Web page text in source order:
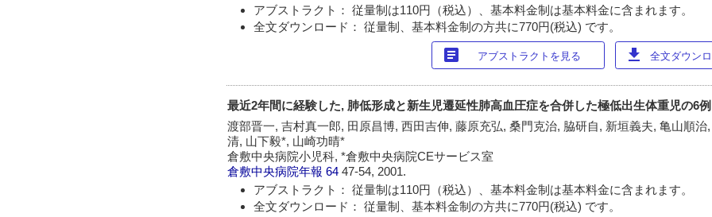
アブストラクト： 従量制は110円（税込）、基本料金制は基本料金に含まれます。
全文ダウンロード： 従量制、基本料金制の方共に770円(税込) です。
article アブストラクトを見る download 全文ダウン
最近2年間に経験した, 肺低形成と新生児遷延性肺高血圧症を合併した極低出生体重児の6例
渡部晋一, 吉村真一郎, 田原昌博, 西田吉伸, 藤原充弘, 桑門克治, 脇研自, 新垣義夫, 亀山順治
清, 山下毅*, 山崎功晴*
倉敷中央病院小児科, *倉敷中央病院CEサービス室
倉敷中央病院年報 6447-54, 2001.
アブストラクト： 従量制は110円（税込）、基本料金制は基本料金に含まれます。
全文ダウンロード： 従量制、基本料金制の方共に770円(税込) です。